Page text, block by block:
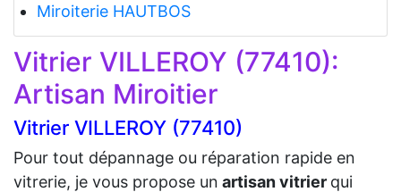
Miroiterie HAUTBOS
Vitrier VILLEROY (77410):
Artisan Miroitier
Vitrier VILLEROY (77410)
Pour tout dépannage ou réparation rapide en
vitrerie, je vous propose un artisan vitrier qui